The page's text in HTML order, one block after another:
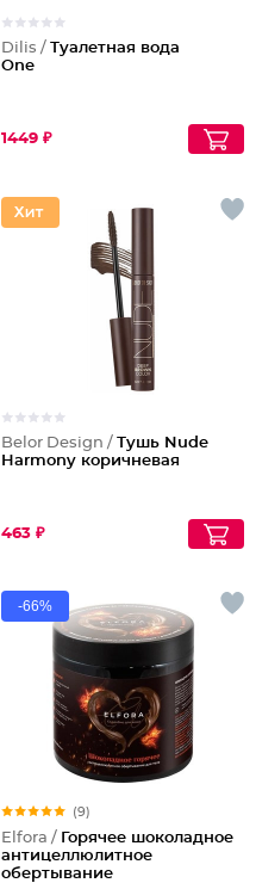
Dilis / Туалетная вода
One
1449 ₽
Belor Design / Тушь Nude
Harmony коричневая
463 ₽
-66%
(9)
Elfora / Горячее шоколадное
антицеллюлитное
обертывание